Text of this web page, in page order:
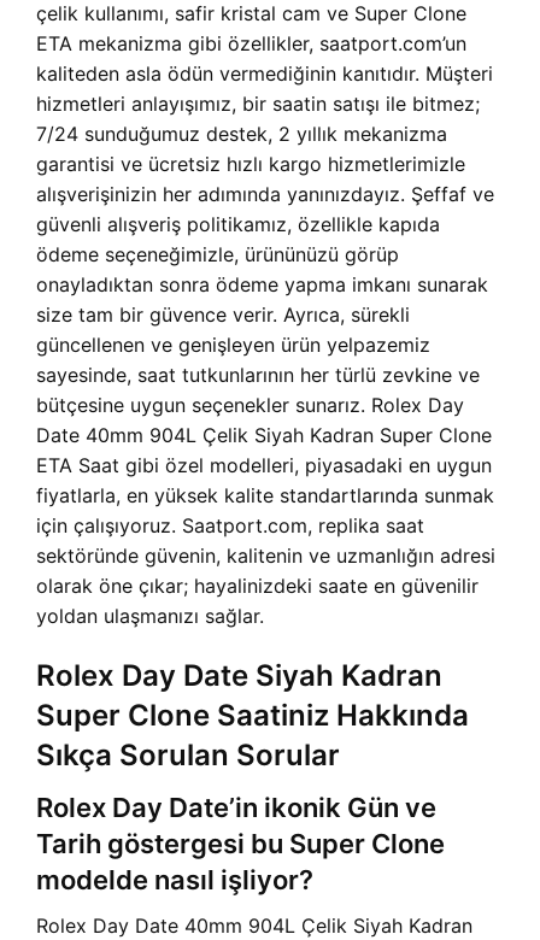
çelik kullanımı, safir kristal cam ve Super Clone
ETA mekanizma gibi özellikler, saatport.com’un
kaliteden asla ödün vermediğinin kanıtıdır. Müşteri
hizmetleri anlayışımız, bir saatin satışı ile bitmez;
7/24 sunduğumuz destek, 2 yıllık mekanizma
garantisi ve ücretsiz hızlı kargo hizmetlerimizle
alışverişinizin her adımında yanınızdayız. Şeffaf ve
güvenli alışveriş politikamız, özellikle kapıda
ödeme seçeneğimizle, ürününüzü görüp
onayladıktan sonra ödeme yapma imkanı sunarak
size tam bir güvence verir. Ayrıca, sürekli
güncellenen ve genişleyen ürün yelpazemiz
sayesinde, saat tutkunlarının her türlü zevkine ve
bütçesine uygun seçenekler sunarız. Rolex Day
Date 40mm 904L Çelik Siyah Kadran Super Clone
ETA Saat gibi özel modelleri, piyasadaki en uygun
fiyatlarla, en yüksek kalite standartlarında sunmak
için çalışıyoruz. Saatport.com, replika saat
sektöründe güvenin, kalitenin ve uzmanlığın adresi
olarak öne çıkar; hayalinizdeki saate en güvenilir
yoldan ulaşmanızı sağlar.
Rolex Day Date Siyah Kadran
Super Clone Saatiniz Hakkında
Sıkça Sorulan Sorular
Rolex Day Date’in ikonik Gün ve
Tarih göstergesi bu Super Clone
modelde nasıl işliyor?
Rolex Day Date 40mm 904L Çelik Siyah Kadran